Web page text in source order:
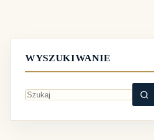
WYSZUKIWANIE
wyników